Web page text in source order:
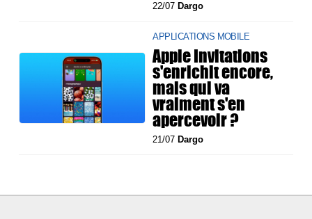
22/07 Dargo
APPLICATIONS MOBILE
Apple Invitations
s'enrichit encore,
mais qui va
vraiment s'en
apercevoir ?
21/07 Dargo